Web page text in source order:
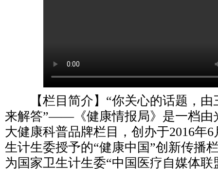
【栏目简介】“你关心的话题，由
来解答”——《健康情报局》是一档由
大健康科普品牌栏目，创办于2016年
生计生委授予的“健康中国”创新传播
为国家卫生计生委“中国医疗自媒体联